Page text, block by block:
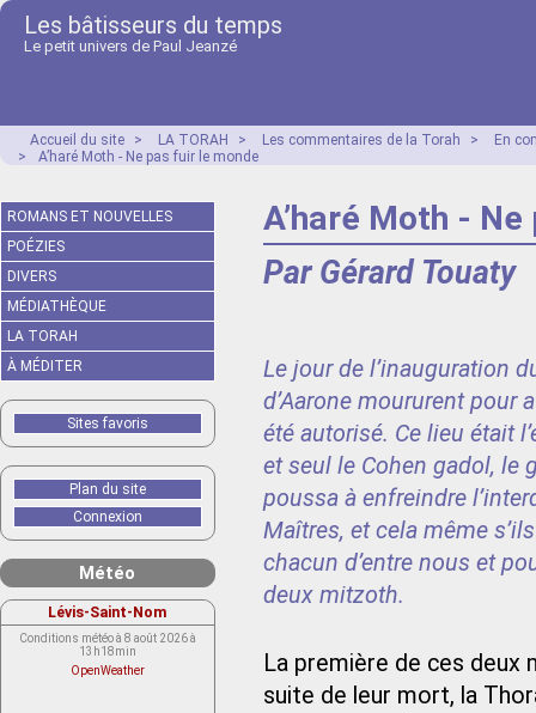
Les bâtisseurs du temps
Le petit univers de Paul Jeanzé
Accueil du site > LA TORAH > Les commentaires de la Torah >
En
>
A’haré Moth - Ne pas fuir le monde
A’haré Moth -
Par Gérard Touaty
Le jour de l’inauguration
d’Aarone moururent pour
été autorisé. Ce lieu était
et seul le Cohen gadol, le
poussa à enfreindre
Maîtres, et cela même
chacun d’entre nous et
deux mitzoth.
La première de ces deux
suite de leur mort, la
ROMANS ET NOUVELLES
POÉZIES
DIVERS
MÉDIATHÈQUE
LA TORAH
À MÉDITER
Sites favoris
Plan du site
Connexion
Météo
Lévis-Saint-Nom
Conditions météo à 8 août 2026 à
13h18min
OpenWeather